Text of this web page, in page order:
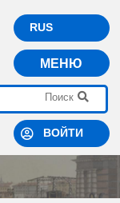
RUS
МЕНЮ
ВОЙТИ